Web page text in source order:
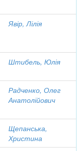
Явір, Лілія
Штибель, Юлія
Радченко, Олег
Анатолійович
Щепанська,
Христина